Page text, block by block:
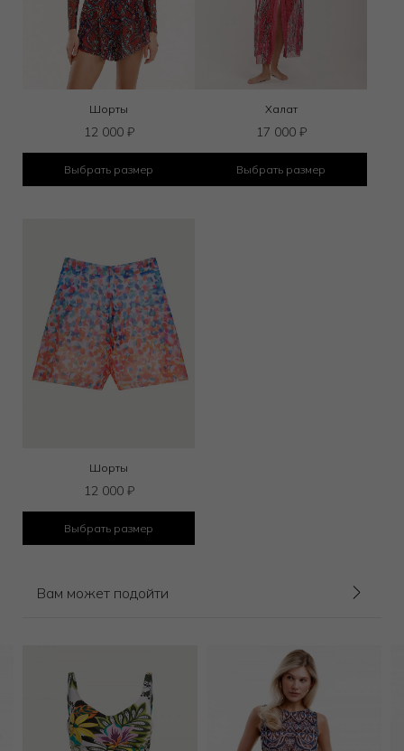
Шорты
12 000 ₽
Выбрать размер
Халат
17 000 ₽
Выбрать размер
Шорты
12 000 ₽
Выбрать размер
Вам может подойти